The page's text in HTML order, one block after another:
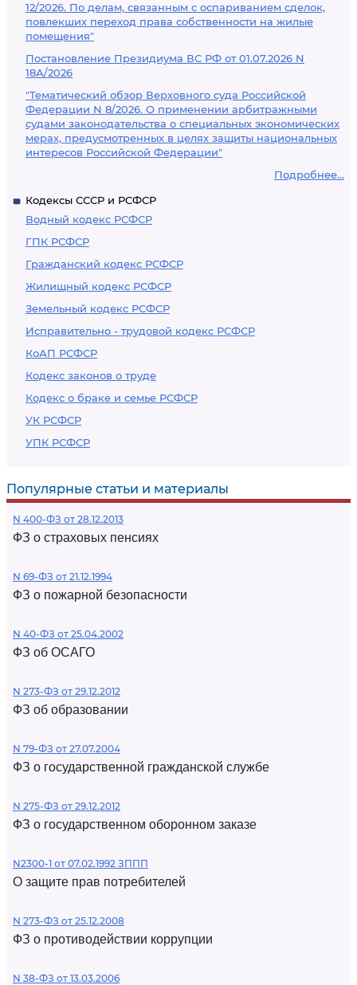
12/2026. По делам, связанным с оспариванием сделок,
повлекших переход права собственности на жилые
помещения"
Постановление Президиума ВС РФ от 01.07.2026 N
18А/2026
"Тематический обзор Верховного суда Российской
Федерации N 8/2026. О применении арбитражными
судами законодательства о специальных экономических
мерах, предусмотренных в целях защиты национальных
интересов Российской Федерации"
Подробнее...
Кодексы СССР и РСФСР
Водный кодекс РСФСР
ГПК РСФСР
Гражданский кодекс РСФСР
Жилищный кодекс РСФСР
Земельный кодекс РСФСР
Исправительно - трудовой кодекс РСФСР
КоАП РСФСР
Кодекс законов о труде
Кодекс о браке и семье РСФСР
УК РСФСР
УПК РСФСР
Популярные статьи и материалы
N 400-ФЗ от 28.12.2013
ФЗ о страховых пенсиях
N 69-ФЗ от 21.12.1994
ФЗ о пожарной безопасности
N 40-ФЗ от 25.04.2002
ФЗ об ОСАГО
N 273-ФЗ от 29.12.2012
ФЗ об образовании
N 79-ФЗ от 27.07.2004
ФЗ о государственной гражданской службе
N 275-ФЗ от 29.12.2012
ФЗ о государственном оборонном заказе
N2300-1 от 07.02.1992 ЗППП
О защите прав потребителей
N 273-ФЗ от 25.12.2008
ФЗ о противодействии коррупции
N 38-ФЗ от 13.03.2006